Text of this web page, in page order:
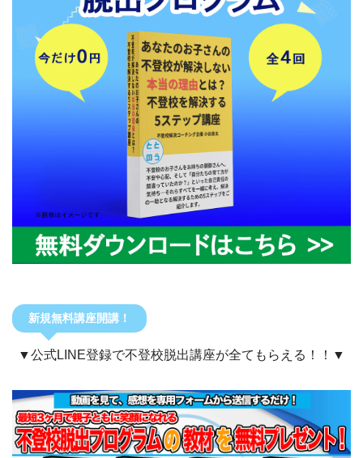
新規無料講座開講！
▼公式LINE登録で不登校脱出講座が全てもらえる！！▼